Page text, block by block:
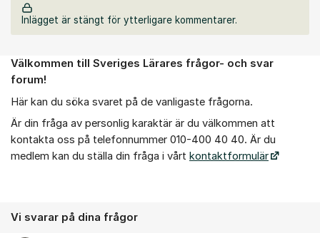
Inlägget är stängt för ytterligare kommentarer.
Om forumet
Välkommen till Sveriges Lärares frågor- och svar
forum!
Här kan du söka svaret på de vanligaste frågorna.
Är din fråga av personlig karaktär är du välkommen att
kontakta oss på telefonnummer 010-400 40 40. Är du
medlem kan du ställa din fråga i vårt kontaktformulär
Vi svarar på dina frågor